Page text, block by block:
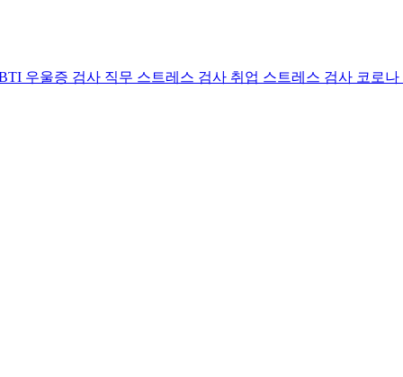
우울증 검사 직무 스트레스 검사 취업 스트레스 검사 코로